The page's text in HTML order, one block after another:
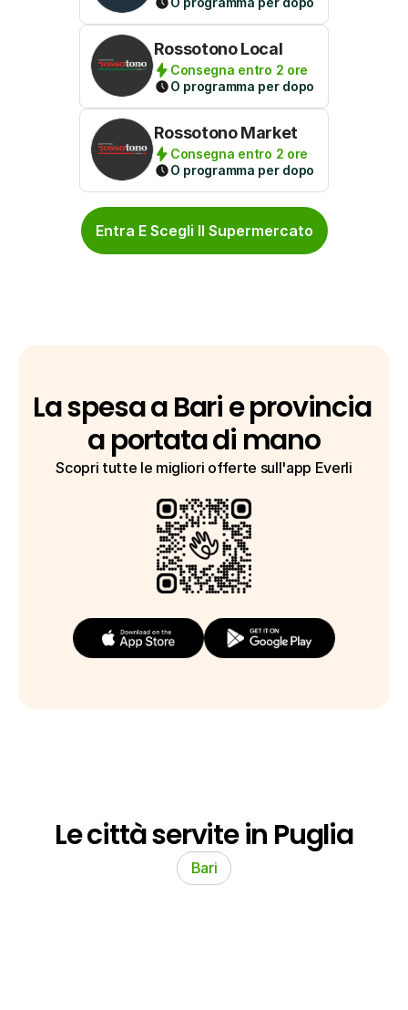
Rossotono Local
Consegna entro 2 ore
O programma per dopo
Rossotono Market
Consegna entro 2 ore
O programma per dopo
Entra E Scegli Il Supermercato
La spesa a Bari e provincia
a portata di mano
Scopri tutte le migliori offerte sull'app Everli
Le città servite in Puglia
Bari